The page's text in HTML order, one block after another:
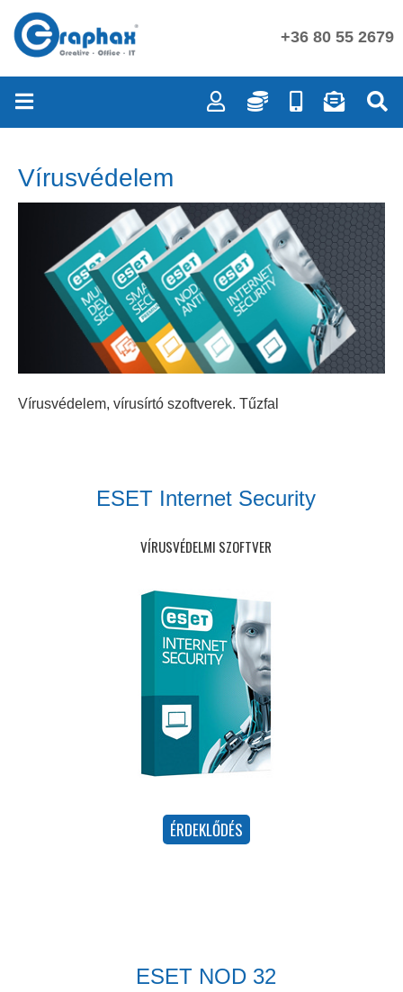
+36 80 55 2679
Vírusvédelem
Vírusvédelem, vírusírtó szoftverek. Tűzfal
ESET Internet Security
VÍRUSVÉDELMI SZOFTVER
ESET NOD 32